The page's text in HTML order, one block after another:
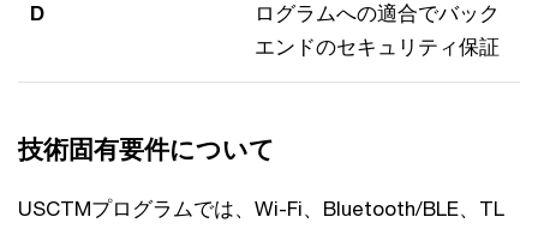
D
ログラムへの適合でバック
エンドのセキュリティ保証
技術固有要件について
USCTMプログラムでは、Wi-Fi、Bluetooth/BLE、TL